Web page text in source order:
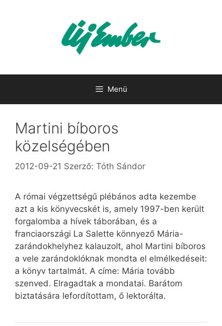
Menü
Martini bíboros
közelségében
2012-09-21 Szerző: Tóth Sándor
A római végzettségű plébános adta kezembe
azt a kis könyvecskét is, amely 1997-ben került
forgalomba a hívek táborában, és a
franciaországi La Salette könnyező Mária-
zarándokhelyhez kalauzolt, ahol Martini bíboros
a vele zarándoklóknak mondta el elmélkedéseit:
a könyv tartalmát. A címe: Mária tovább
szenved. Elragadtak a mondatai. Barátom
biztatására lefordítottam, ő lektorálta.